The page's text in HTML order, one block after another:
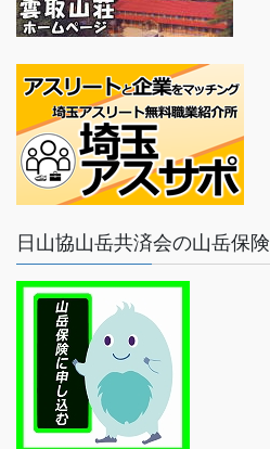
日山協山岳共済会の山岳保険